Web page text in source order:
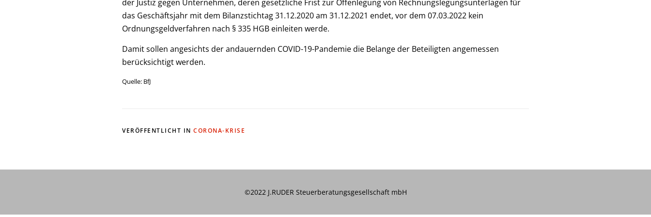
der Justiz gegen Unternehmen, deren gesetzliche Frist zur Offenlegung von Rechnungslegungsunterlagen für
das Geschäftsjahr mit dem Bilanzstichtag 31.12.2020 am 31.12.2021 endet, vor dem 07.03.2022 kein
Ordnungsgeldverfahren nach § 335 HGB einleiten werde.
Damit sollen angesichts der andauernden COVID-19-Pandemie die Belange der Beteiligten angemessen
berücksichtigt werden.
Quelle: BfJ
VERÖFFENTLICHT IN CORONA-KRISE
©2022 J.RUDER Steuerberatungsgesellschaft mbH